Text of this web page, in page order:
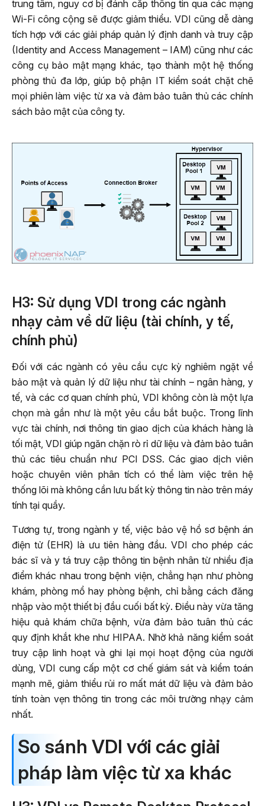
trung tâm, nguy cơ bị đánh cắp thông tin qua các mạng
Wi-Fi công cộng sẽ được giảm thiểu. VDI cũng dễ dàng
tích hợp với các giải pháp quản lý định danh và truy cập
(Identity and Access Management – IAM) cũng như các
công cụ bảo mật mạng khác, tạo thành một hệ thống
phòng thủ đa lớp, giúp bộ phận IT kiểm soát chặt chẽ
mọi phiên làm việc từ xa và đảm bảo tuân thủ các chính
sách bảo mật của công ty.
H3: Sử dụng VDI trong các ngành
nhạy cảm về dữ liệu (tài chính, y tế,
chính phủ)
Đối với các ngành có yêu cầu cực kỳ nghiêm ngặt về
bảo mật và quản lý dữ liệu như tài chính – ngân hàng, y
tế, và các cơ quan chính phủ, VDI không còn là một lựa
chọn mà gần như là một yêu cầu bắt buộc. Trong lĩnh
vực tài chính, nơi thông tin giao dịch của khách hàng là
tối mật, VDI giúp ngăn chặn rò rỉ dữ liệu và đảm bảo tuân
thủ các tiêu chuẩn như PCI DSS. Các giao dịch viên
hoặc chuyên viên phân tích có thể làm việc trên hệ
thống lõi mà không cần lưu bất kỳ thông tin nào trên máy
tính tại quầy.
Tương tự, trong ngành y tế, việc bảo vệ hồ sơ bệnh án
điện tử (EHR) là ưu tiên hàng đầu. VDI cho phép các
bác sĩ và y tá truy cập thông tin bệnh nhân từ nhiều địa
điểm khác nhau trong bệnh viện, chẳng hạn như phòng
khám, phòng mổ hay phòng bệnh, chỉ bằng cách đăng
nhập vào một thiết bị đầu cuối bất kỳ. Điều này vừa tăng
hiệu quả khám chữa bệnh, vừa đảm bảo tuân thủ các
quy định khắt khe như HIPAA. Nhờ khả năng kiểm soát
truy cập linh hoạt và ghi lại mọi hoạt động của người
dùng, VDI cung cấp một cơ chế giám sát và kiểm toán
mạnh mẽ, giảm thiểu rủi ro mất mát dữ liệu và đảm bảo
tính toàn vẹn thông tin trong các môi trường nhạy cảm
nhất.
So sánh VDI với các giải
pháp làm việc từ xa khác